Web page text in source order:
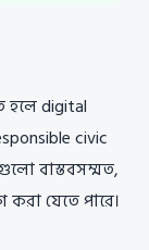
হলে digital
civic
বাস্তবসম্মত,
করা যেতে পারে।